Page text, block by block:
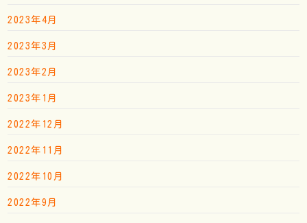
2023年4月
2023年3月
2023年2月
2023年1月
2022年12月
2022年11月
2022年10月
2022年9月